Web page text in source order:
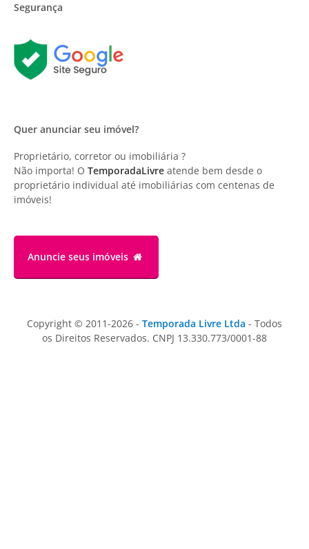
Segurança
Quer anunciar seu imóvel?
Proprietário, corretor ou imobiliária ?
Não importa! O TemporadaLivre atende bem desde o
proprietário individual até imobiliárias com centenas de
imóveis!
Anuncie seus imóveis
Copyright © 2011-2026 - Temporada Livre Ltda - Todos
os Direitos Reservados. CNPJ 13.330.773/0001-88